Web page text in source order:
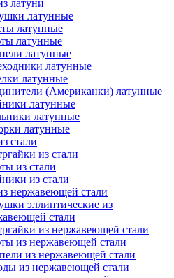
латуни
латунные
латунные
латунные
латунные
латунные
латунные
(Американки) латунные
латунные
латунные
латунные
стали
из стали
из стали
из стали
нержавеющей стали
эллиптические из
стали
из нержавеющей стали
из нержавеющей стали
из нержавеющей стали
из нержавеющей стали